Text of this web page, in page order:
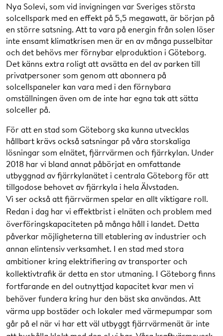
Nya Solevi, som vid invigningen var Sveriges största
solcellspark med en effekt på 5,5 megawatt, är början på
en större satsning. Att ta vara på energin från solen löser
inte ensamt klimatkrisen men är en av många pusselbitar
och det behövs mer förnybar elproduktion i Göteborg.
Det känns extra roligt att avsätta en del av parken till
privatpersoner som genom att abonnera på
solcellspaneler kan vara med i den förnybara
omställningen även om de inte har egna tak att sätta
solceller på.
För att en stad som Göteborg ska kunna utvecklas
hållbart krävs också satsningar på våra storskaliga
lösningar som elnätet, fjärrvärmen och fjärrkylan. Under
2018 har vi bland annat påbörjat en omfattande
utbyggnad av fjärrkylanätet i centrala Göteborg för att
tillgodose behovet av fjärrkyla i hela Älvstaden.
Vi ser också att fjärrvärmen spelar en allt viktigare roll.
Redan i dag har vi effektbrist i elnäten och problem med
överföringskapaciteten på många håll i landet. Detta
påverkar möjligheterna till etablering av industrier och
annan elintensiv verksamhet. I en stad med stora
ambitioner kring elektrifiering av transporter och
kollektivtrafik är detta en stor utmaning. I Göteborg finns
fortfarande en del outnyttjad kapacitet kvar men vi
behöver fundera kring hur den bäst ska användas. Att
värma upp bostäder och lokaler med värmepumpar som
går på el när vi har ett väl utbyggt fjärrvärmenät är inte